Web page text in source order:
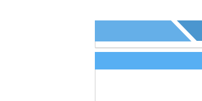
乔今天踢得很好看啊